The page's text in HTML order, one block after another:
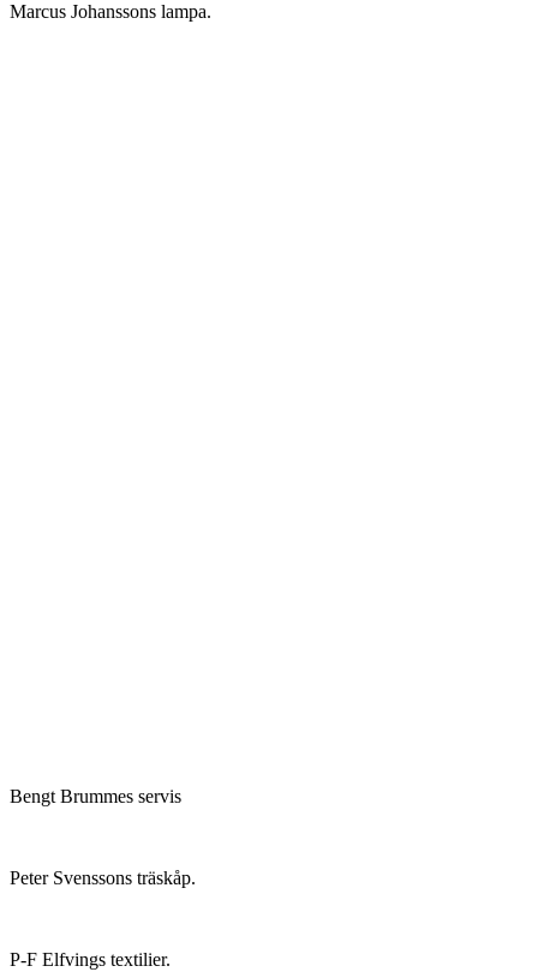
Marcus Johanssons lampa.
Bengt Brummes servis
Peter Svenssons träskåp.
P-F Elfvings textilier.